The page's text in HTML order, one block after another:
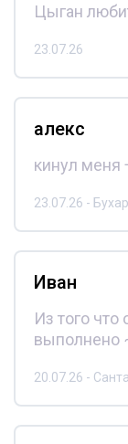
Цыган
23.07.26
алекс
кинул меня
23.07.26 -
Иван
Из того
выполнено
20.07.26 -